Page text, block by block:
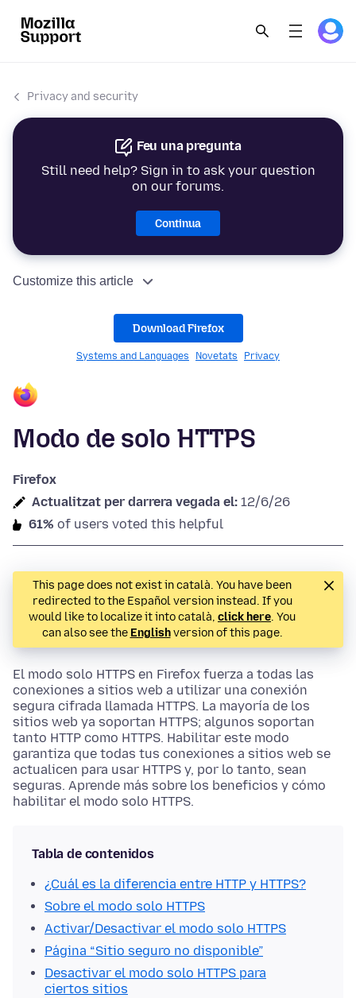
Privacy and security
Feu una pregunta
Still need help? Sign in to ask your question
on our forums.
Continua
Customize this article
Download Firefox
Systems and Languages Novetats Privacy
Modo de solo HTTPS
Firefox
Actualitzat per darrera vegada el: 12/6/26
61% of users voted this helpful
This page does not exist in català. You have been
redirected to the Español version instead. If you
would like to localize it into català, click here. You
can also see the Englishversion of this page.
El modo solo HTTPS en Firefox fuerza a todas las
conexiones a sitios web a utilizar una conexión
segura cifrada llamada HTTPS. La mayoría de los
sitios web ya soportan HTTPS; algunos soportan
tanto HTTP como HTTPS. Habilitar este modo
garantiza que todas tus conexiones a sitios web se
actualicen para usar HTTPS y, por lo tanto, sean
seguras. Aprende más sobre los beneficios y cómo
habilitar el modo solo HTTPS.
Tabla de contenidos
¿Cuál es la diferencia entre HTTP y HTTPS?
Sobre el modo solo HTTPS
Activar/Desactivar el modo solo HTTPS
Página “Sitio seguro no disponible”
Desactivar el modo solo HTTPS para
ciertos sitios